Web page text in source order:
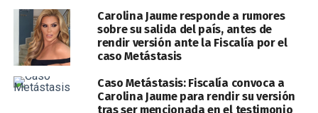
Carolina Jaume responde a rumores
sobre su salida del país, antes de
rendir versión ante la Fiscalía por el
caso Metástasis
Caso Metástasis: Fiscalía convoca a
Carolina Jaume para rendir su versión
tras ser mencionada en el testimonio